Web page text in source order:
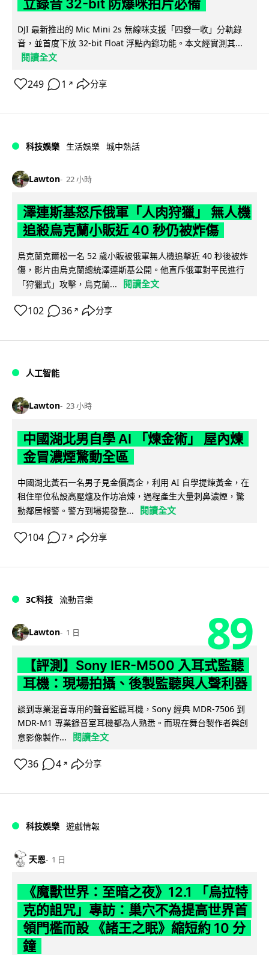
立錄音 32-bit 防爆咪拍片必備
DJI 最新推出的 Mic Mini 2s 無線咪支援「四發一收」分軌錄
音，並首度下放 32-bit Float 浮點內錄功能。本文經實測其...
閱讀全文
249 1 ↗ 分享
科技娛樂 生活娛樂 城中熱話
Lawton 22 小時
澤連斯基怒斥俄軍「人肉狩獵」 無人機
追殺烏克蘭小販近 40 秒仍被炸傷
烏克蘭克爾松一名 52 歲小販被俄軍無人機追擊近 40 秒後被炸
傷，影片由烏克蘭總統澤連斯基公開。他直斥俄軍對平民進行
「狩獵式」攻擊，烏克蘭...
閱讀全文
102 36 ↗ 分享
人工智能
Lawton 23 小時
中國湖北男自學 AI 「煉金術」 屋內煉
金冒濃煙驚動全區
中國湖北黃石一名男子見金價高企，利用 AI 自學提煉黃金，在
租住單位私設高壓爐及作坊冶煉，過程產生大量刺鼻濃煙，驚
動鄰居報警。警方到場揭發整...
閱讀全文
104 7 ↗ 分享
3C科技 流動音樂
Lawton 1 日 89
【評測】Sony IER-M500 入耳式監聽
耳機：現場拍攝、後製監聽與人聲利器
談到專業混音專用的聲音監聽耳機，Sony 經典 MDR-7506 到
MDR-M1 專業錄音室耳機都為人熟悉。而現在舞台製作者與創
意影像製作...
閱讀全文
36 4 ↗ 分享
科技娛樂 遊戲情報
天恩 1 日
《魔獸世界：至暗之夜》12.1 「烏拉特
克的詛咒」專訪：巢穴不為提高世界首
領門檻而設 《諸王之眠》縮短約 10 分
鐘